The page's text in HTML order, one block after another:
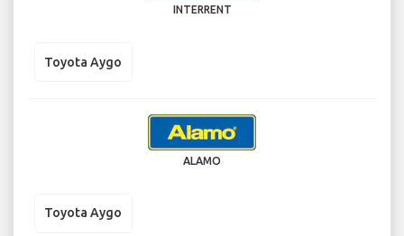
INTERRENT
Toyota Aygo
ALAMO
Toyota Aygo